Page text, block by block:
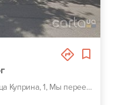
г. Кривой Рог, улица Куприна, 1, Мы переехали новый адрес ул.Мопровская 41 Прорізна 41